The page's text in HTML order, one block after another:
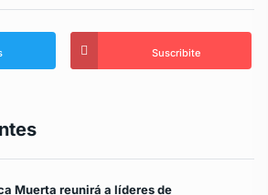
Suscribite
Muerta reunirá a líderes de